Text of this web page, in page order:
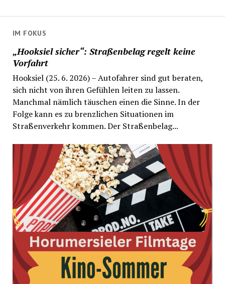
IM FOKUS
„Hooksiel sicher“: Straßenbelag regelt keine
Vorfahrt
Hooksiel (25. 6. 2026) – Autofahrer sind gut beraten,
sich nicht von ihren Gefühlen leiten zu lassen.
Manchmal nämlich täuschen einen die Sinne. In der
Folge kann es zu brenzlichen Situationen im
Straßenverkehr kommen. Der Straßenbelag...